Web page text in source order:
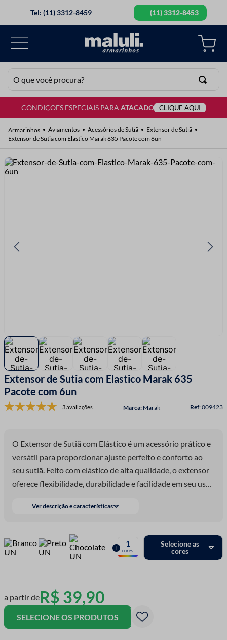
Tel: (11) 3312-8459 (11) 3312-8453
O que você procura?
CONDIÇÕES ESPECIAIS PARAATACADO CLIQUE AQUI
Aviamentos Acessórios de Sutiã
Extensor de Sutiã
Extensor de Sutia com Elastico Marak 635 Pacote com 6un
Extensor de Sutia com Elastico Marak 635
Pacote com 6un
3 avaliações Marak :009423
O Extensor de Sutiã com Elástico é um acessório prático e
versátil para proporcionar ajuste perfeito e conforto ao
seu sutiã. Feito com elástico de alta qualidade, o extensor
oferece flexibilidade, durabilidade e facilidade em seu uso.
Ver descrição e características
+ 1
cores
Selecione as
cores
a partir deR$ 39,90
SELECIONE OS PRODUTOS
TERMOS MAIS BUSCADOS
2º
barbante
3º
botão
8º